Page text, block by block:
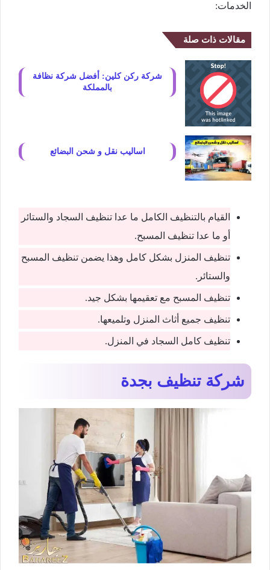
الخدمات:
مقالات ذات صلة
شركة ركن كلين: أفضل شركة نظافة
بالمملكة
اساليب نقل و شحن البضائع
القيام بالتنظيف الكامل ما عدا تنظيف السجاد والستائر
أو ما عدا تنظيف المسبح.
تنظيف المنزل بشكل كامل وهذا يضمن تنظيف المسبح
والستائر.
تنظيف المسبح مع تعقيمها بشكل جيد.
تنظيف جميع أثاث المنزل وتلميعها.
تنظيف كامل السجاد في المنزل.
شركة تنظيف بجدة